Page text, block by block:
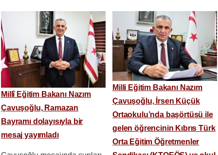
Millî Eğitim Bakanı Nazım
Çavuşoğlu, Ramazan
Bayramı dolayısıyla bir
mesaj yayımladı
Milli Eğitim Bakanı Nazım
Çavuşoğlu, İrsen Küçük
Ortaokulu’nda başörtüsü ile
gelen öğrencinin Kıbrıs Türk
Orta Eğitim Öğretmenler